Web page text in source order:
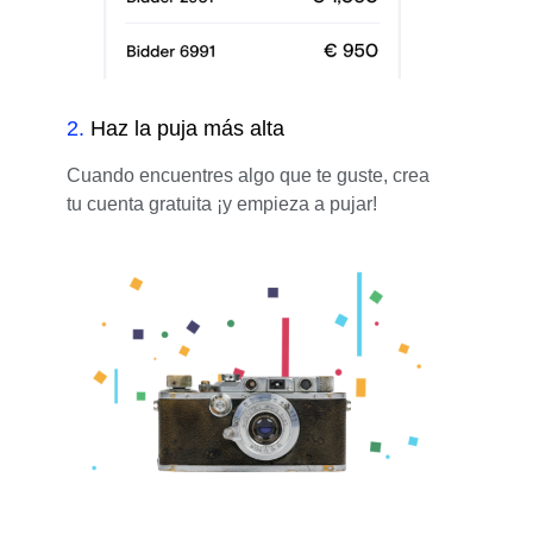
2. Haz la puja más alta
Cuando encuentres algo que te guste, crea
tu cuenta gratuita ¡y empieza a pujar!